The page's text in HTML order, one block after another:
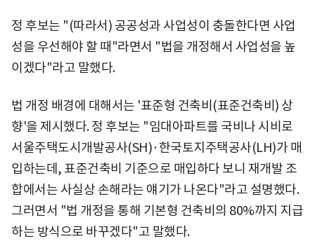
정 후보는 "(따라서) 공공성과 사업성이 충돌한다면 사업
성을 우선해야 할 때"라면서 "법을 개정해서 사업성을 높
이겠다"라고 말했다.
법 개정 배경에 대해서는 '표준형 건축비(표준건축비) 상
향'을 제시했다. 정 후보는 "임대아파트를 국비나 시비로
서울주택도시개발공사(SH)·한국토지주택공사(LH)가 매
입하는데, 표준건축비 기준으로 매입하다 보니 재개발 조
합에서는 사실상 손해라는 얘기가 나온다"라고 설명했다.
그러면서 "법 개정을 통해 기본형 건축비의 80%까지 지급
하는 방식으로 바꾸겠다"고 말했다.